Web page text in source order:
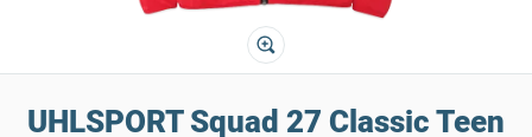
UHLSPORT Squad 27 Classic Teen